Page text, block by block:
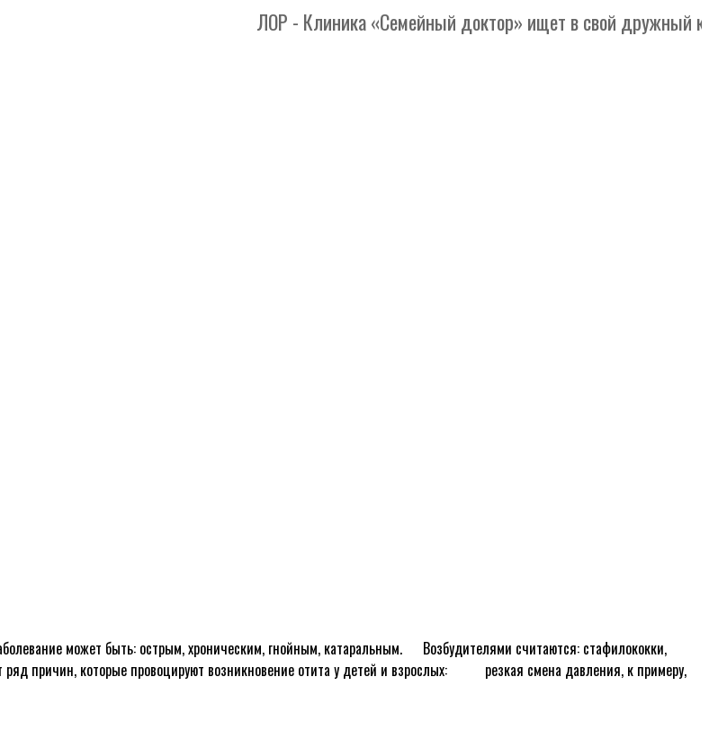
ЛОР - Клиника «Семейный доктор» ищет в свой дружный
может быть: острым, хроническим, гнойным, катаральным. ᅠ Возбудителями считаются: стафилококки,
причин, которые провоцируют возникновение отита у детей и взрослых: ᅠ ᅠ резкая смена давления, к примеру,